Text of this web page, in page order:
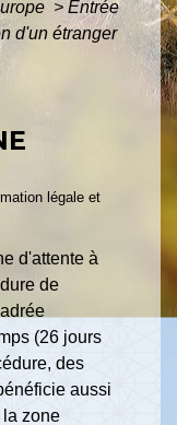
> Entrée
d'un étranger
légale et
d'attente à
de
(26 jours
des
aussi
la zone